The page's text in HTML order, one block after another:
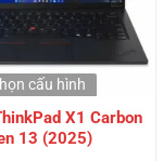
X1 Carbon
13 (2025)
cấu hình